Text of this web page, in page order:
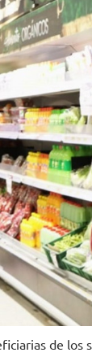
de los